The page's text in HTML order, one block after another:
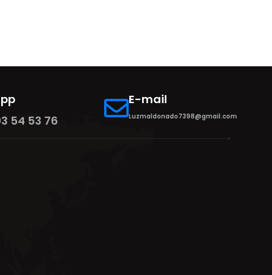
54 53 76
E-mail
Luzmaldonado7398@gmail.com